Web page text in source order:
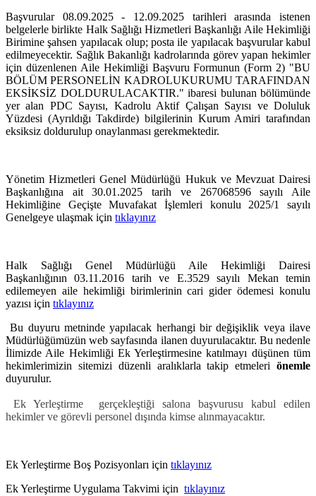
Başvurular 08.09.2025 - 12.09.2025 tarihleri arasında istenen
belgelerle birlikte Halk Sağlığı Hizmetleri Başkanlığı Aile Hekimliği
Birimine şahsen yapılacak olup; posta ile yapılacak başvurular kabul
edilmeyecektir. Sağlık Bakanlığı kadrolarında görev yapan hekimler
için düzenlenen Aile Hekimliği Başvuru Formunun (Form 2) "BU
BÖLÜM PERSONELİN KADROLUKURUMU TARAFINDAN
EKSİKSİZ DOLDURULACAKTIR." ibaresi bulunan bölümünde
yer alan PDC Sayısı, Kadrolu Aktif Çalışan Sayısı ve Doluluk
Yüzdesi (Ayrıldığı Takdirde) bilgilerinin Kurum Amiri tarafından
eksiksiz doldurulup onaylanması gerekmektedir.
Yönetim Hizmetleri Genel Müdürlüğü Hukuk ve Mevzuat Dairesi
Başkanlığına ait 30.01.2025 tarih ve 267068596 sayılı Aile
Hekimliğine Geçişte Muvafakat İşlemleri konulu 2025/1 sayılı
Genelgeye ulaşmak için tıklayınız
Halk Sağlığı Genel Müdürlüğü Aile Hekimliği Dairesi
Başkanlığının 03.11.2016 tarih ve E.3529 sayılı Mekan temin
edilemeyen aile hekimliği birimlerinin cari gider ödemesi konulu
yazısı için tıklayınız
Bu duyuru metninde yapılacak herhangi bir değişiklik veya ilave
Müdürlüğümüzün web sayfasında ilanen duyurulacaktır. Bu nedenle
İlimizde Aile Hekimliği Ek Yerleştirmesine katılmayı düşünen tüm
hekimlerimizin sitemizi düzenli aralıklarla takip etmeleri önemle
duyurulur.
Ek Yerleştirme gerçekleştiği salona başvurusu kabul edilen
hekimler ve görevli personel dışında kimse alınmayacaktır.
Ek Yerleştirme Boş Pozisyonları için tıklayınız
Ek Yerleştirme Uygulama Takvimi için tıklayınız